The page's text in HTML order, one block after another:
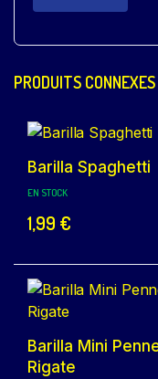
PRODUITS CONNEXES
Barilla Spaghetti
EN STOCK
1,99 €
Barilla Mini
Rigate